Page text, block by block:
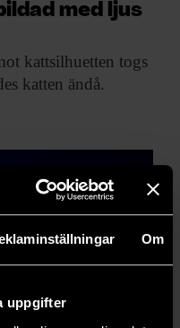
Om
uppgifter
med ljus
kattsilhuetten togs
katten ändå.